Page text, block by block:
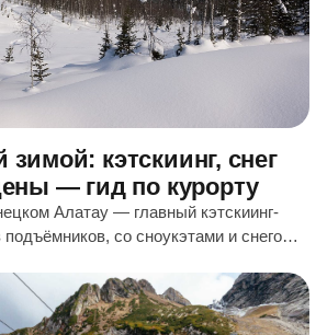
кэтскиинг, снег
— гид по курорту
Алатау — главный кэтскиинг-
подъёмников, со сноукэтами и снегом